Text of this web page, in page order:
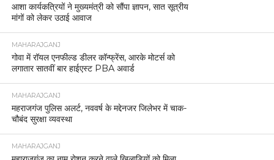
आशा कार्यकत्रियों ने मुख्यमंत्री को सौंपा ज्ञापन, सात सूत्रीय
मांगों को लेकर उठाई आवाज
MAHARAJGANJ
गोवा में रॉयल एनफील्ड डीलर कॉन्फ्रेंस, आरके मोटर्स को
लगातार सातवीं बार हाईएस्ट PBA अवार्ड
MAHARAJGANJ
महराजगंज पुलिस अलर्ट, नववर्ष के मद्देनजर जिलेभर में चाक-
चौबंद सुरक्षा व्यवस्था
MAHARAJGANJ